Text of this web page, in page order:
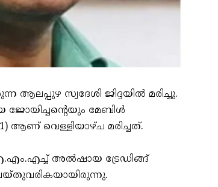
ആലപ്പുഴ സ്വദേശി ജിദ്ദയില്‍ മരിച്ചു.
മേബിള്‍
വെള്ളിയാഴ്ച മരിച്ചത്.
എ.എം.എച്ച് അല്‍ഷായ ട്രേഡിങ്ങ്